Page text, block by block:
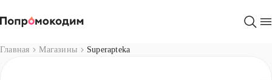
Главная Магазины Superapteka